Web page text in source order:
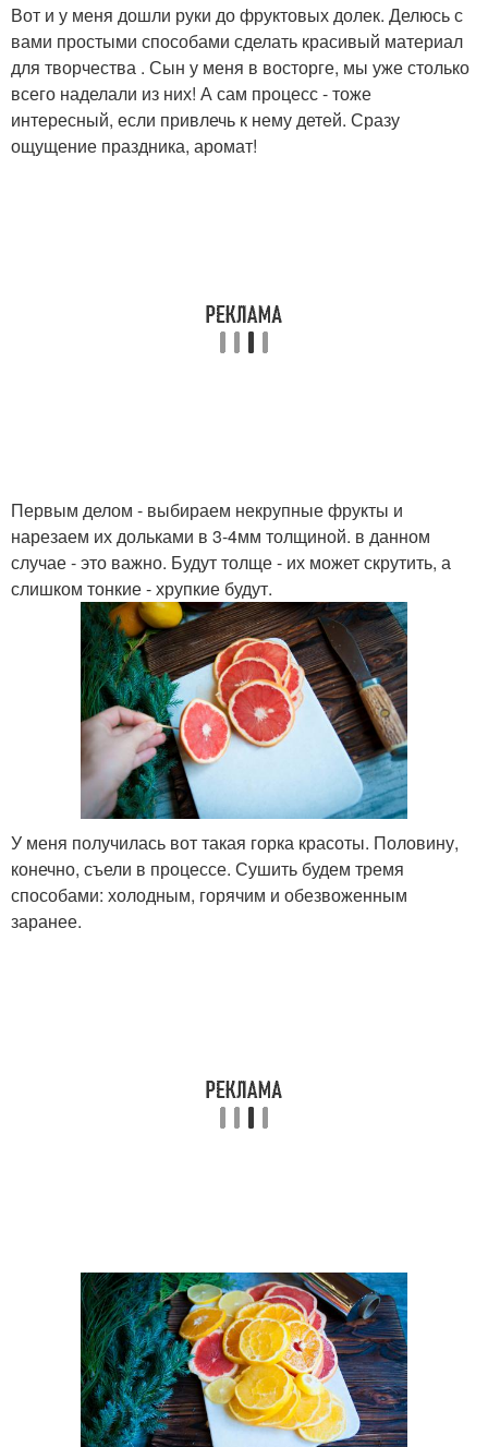
Вот и у меня дошли руки до фруктовых долек. Делюсь с
вами простыми способами сделать красивый материал
для творчества . Сын у меня в восторге, мы уже столько
всего наделали из них! А сам процесс - тоже
интересный, если привлечь к нему детей. Сразу
ощущение праздника, аромат!
Первым делом - выбираем некрупные фрукты и
нарезаем их дольками в 3-4мм толщиной. в данном
случае - это важно. Будут толще - их может скрутить, а
слишком тонкие - хрупкие будут.
У меня получилась вот такая горка красоты. Половину,
конечно, съели в процессе. Сушить будем тремя
способами: холодным, горячим и обезвоженным
заранее.